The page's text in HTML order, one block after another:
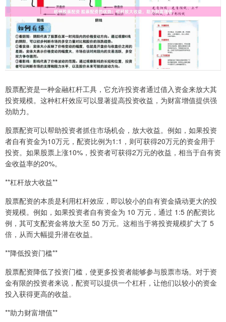
股票配资是一种金融杠杆工具，它允许投资者通过借入资金来放大其
投资规模。这种杠杆效应可以显著提高投资收益，为财富增值提供强
劲助力。
股票配资可以帮助投资者抓住市场机会，放大收益。例如，如果投资
者自有资金为10万元，配资比例为1:1，则可获得20万元的资金用于
投资。如果股票上涨10%，投资者可获得2万元的收益，相当于自有资
金收益率的20%。
**杠杆放大收益**
股票配资的本质是利用杠杆效应，即以较小的自有资金撬动更大的投
资规模。例如，如果投资者自有资金为 10 万元，通过 1:5 的配资比
例，其可支配资金将放大至 50 万元。这相当于将投资规模扩大了 5
倍，从而大幅提升潜在收益。
**降低投资门槛**
股票配资降低了投资门槛，使更多投资者能够参与股票市场。对于资
金有限的投资者来说，配资可以提供一个杠杆，让他们以较小的资金
投入获得更高的收益。
**助力财富增值**